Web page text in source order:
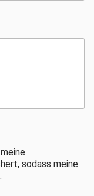
sodass meine